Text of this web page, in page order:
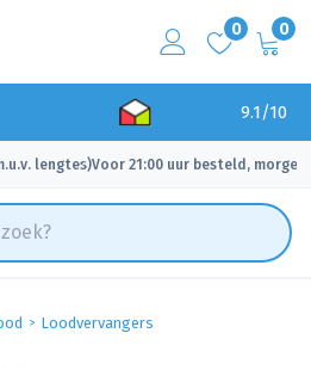
0 0
9.1/10
lengtes)
✓ Voor 21:00 uur besteld, morgen
Loodvervangers